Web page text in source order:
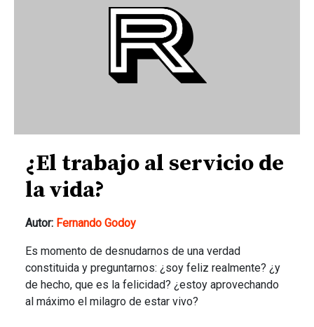
¿El trabajo al servicio de
la vida?
Autor: Fernando Godoy
Es momento de desnudarnos de una verdad
constituida y preguntarnos: ¿soy feliz realmente? ¿y
de hecho, que es la felicidad? ¿estoy aprovechando
al máximo el milagro de estar vivo?